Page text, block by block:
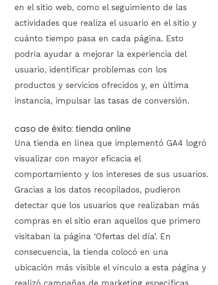
en el sitio web, como el seguimiento de las
actividades que realiza el usuario en el sitio y
cuánto tiempo pasa en cada página. Esto
podría ayudar a mejorar la experiencia del
usuario, identificar problemas con los
productos y servicios ofrecidos y, en última
instancia, impulsar las tasas de conversión.
caso de éxito: tienda online
Una tienda en línea que implementó GA4 logró
visualizar con mayor eficacia el
comportamiento y los intereses de sus usuarios.
Gracias a los datos recopilados, pudieron
detectar que los usuarios que realizaban más
compras en el sitio eran aquellos que primero
visitaban la página ‘Ofertas del día’. En
consecuencia, la tienda colocó en una
ubicación más visible el vínculo a esta página y